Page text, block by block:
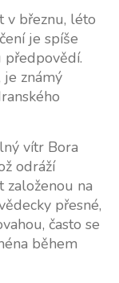
v březnu, léto
je spíše
předpovědí.
je známý
vítr Bora
odráží
na
přesné,
často se
během